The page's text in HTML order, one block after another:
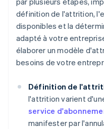
définition de l'attrition,
disponibles et la
adapté à votre
élaborer un modèle
besoins de votre
Définition de
l'attrition varient
service
manifester par